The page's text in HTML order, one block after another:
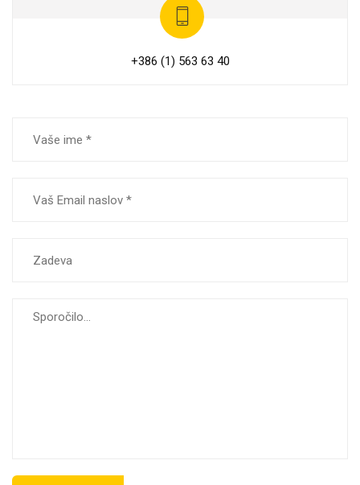
+386 (1) 563 63 40